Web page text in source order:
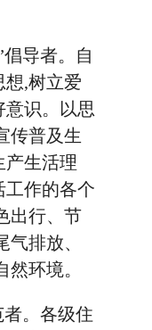
倡导者。自
想,树立爱
识。以思
传普及生
产生活理
工作的各个
出行、节
排放、
环境。
者。各级住